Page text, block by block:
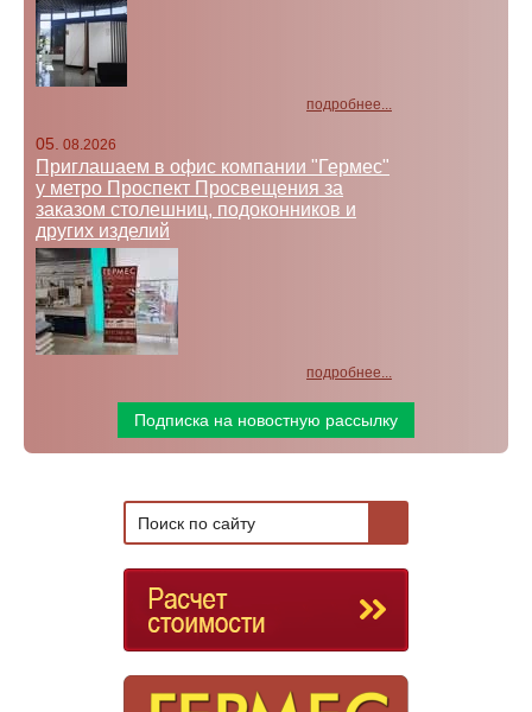
подробнее...
05. 08.2026
Приглашаем в офис компании "Гермес"
у метро Проспект Просвещения за
заказом столешниц, подоконников и
других изделий
подробнее...
Подписка на новостную рассылку